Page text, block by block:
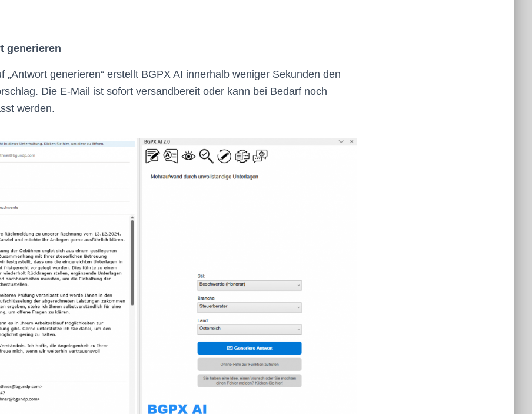
generieren
„Antwort generieren“ erstellt BGPX AI innerhalb weniger Sekunden den
Die E-Mail ist sofort versandbereit oder kann bei Bedarf noch
werden.